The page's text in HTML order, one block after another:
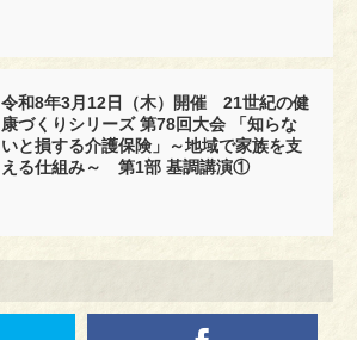
令和8年3月12日（木）開催 21世紀の健
康づくりシリーズ 第78回大会 「知らな
いと損する介護保険」～地域で家族を支
える仕組み～ 第1部 基調講演①